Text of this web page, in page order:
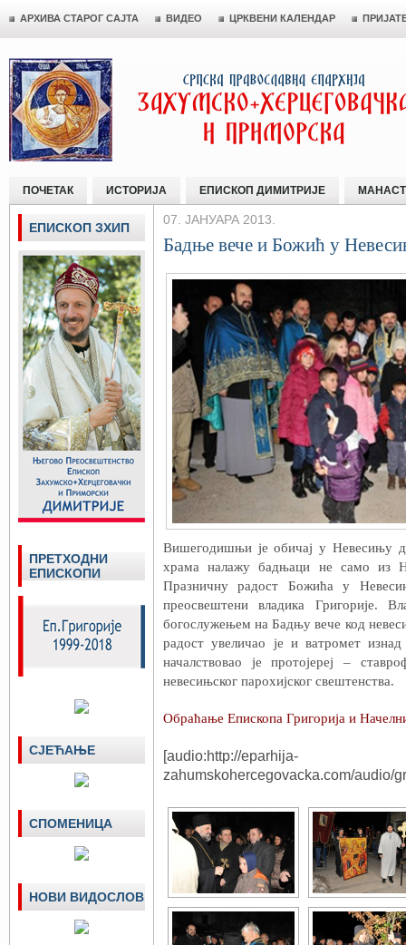
АРХИВА СТАРОГ САЈТА ВИДЕО ЦРКВЕНИ КАЛЕНДАР
ПОЧЕТАК ИСТОРИЈА ЕПИСКОП ДИМИТРИЈЕ
07. ЈАНУАРА 2013.
Бадње вече и Божић у
Вишегодишњи је обичај у Невесињу
храма налажу бадњаци не само из
Празничну радост Божића у
преосвештени владика Григорије.
богослужењем на Бадњу вече код
радост увеличао је и ватромет
началствовао је протојереј –
невесињског парохијског свештенства.
Обраћање Епископа Григорија и
[audio:http://eparhija-
zahumskohercegovacka.com/audio/
ЕПИСКОП ЗХИП
ПРЕТХОДНИ
ЕПИСКОПИ
СЈЕЋАЊЕ
СПОМЕНИЦА
НОВИ ВИДОСЛОВ